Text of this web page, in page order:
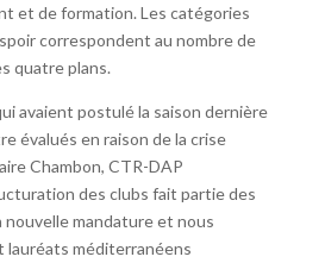
et de formation. Les catégories
correspondent au nombre de
quatre plans.
avaient postulé la saison dernière
évalués en raison de la crise
Chambon, CTR-DAP
des clubs fait partie des
nouvelle mandature et nous
lauréats méditerranéens